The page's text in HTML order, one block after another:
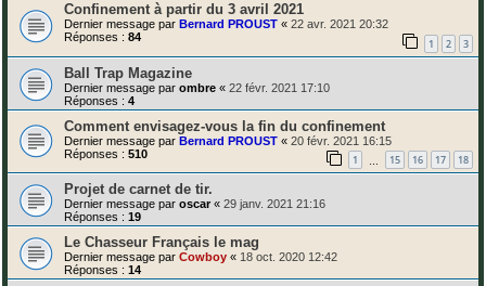
Confinement à partir du 3 avril 2021
Dernier message par Bernard PROUST « 22 avr. 2021 20:32
Réponses : 84 1 2 3
Ball Trap Magazine
Dernier message par ombre « 22 févr. 2021 17:10
Réponses : 4
Comment envisagez-vous la fin du confinement
Dernier message par Bernard PROUST « 20 févr. 2021 16:15
Réponses : 510 1 15 16 17 18
Projet de carnet de tir.
Dernier message par oscar « 29 janv. 2021 21:16
Réponses : 19
Le Chasseur Français le mag
Dernier message par Cowboy « 18 oct. 2020 12:42
Réponses : 14